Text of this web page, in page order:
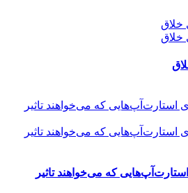
که می‌خواهند تاثیر